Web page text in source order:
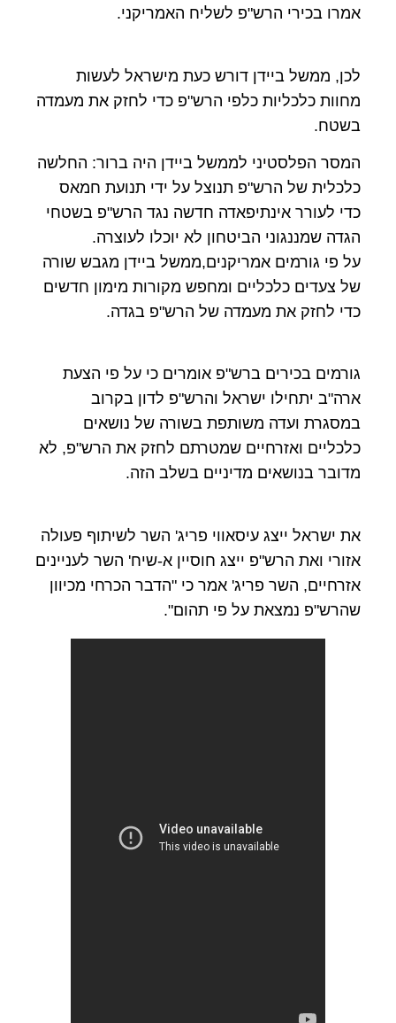
אמרו בכירי הרש"פ לשליח האמריקני.
לכן, ממשל ביידן דורש כעת מישראל לעשות
מחוות כלכליות כלפי הרש"פ כדי לחזק את מעמדה
בשטח.
המסר הפלסטיני לממשל ביידן היה ברור: החלשה
כלכלית של הרש"פ תנוצל על ידי תנועת חמאס
כדי לעורר אינתיפאדה חדשה נגד הרש"פ בשטחי
הגדה שמננגוני הביטחון לא יוכלו לעוצרה.
על פי גורמים אמריקנים,ממשל ביידן מגבש שורה
של צעדים כלכליים ומחפש מקורות מימון חדשים
כדי לחזק את מעמדה של הרש"פ בגדה.
גורמים בכירים ברש"פ אומרים כי על פי הצעת
ארה"ב יתחילו ישראל והרש"פ לדון בקרוב
במסגרת ועדה משותפת בשורה של נושאים
כלכליים ואזרחיים שמטרתם לחזק את הרש"פ, לא
מדובר בנושאים מדיניים בשלב הזה.
את ישראל ייצג עיסאווי פריג' השר לשיתוף פעולה
אזורי ואת הרש"פ ייצג חוסיין א-שיח' השר לעניינים
אזרחיים, השר פריג' אמר כי "הדבר הכרחי מכיוון
שהרש"פ נמצאת על פי תהום".